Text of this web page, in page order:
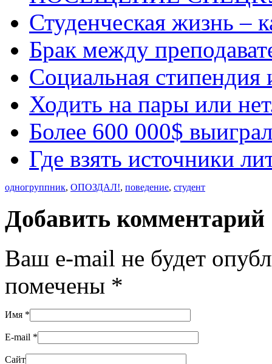
Студенческая жизнь –
Брак между
Социальная стипендия
Ходить на пары или
Более 600 000$
Где взять источники
одногруппник, ОПОЗДАЛ!, поведение, студент
Добавить комментарий
Ваш e-mail не будет
помечены *
Имя *
E-mail *
Сайт